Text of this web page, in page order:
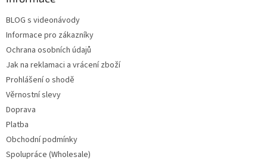
BLOG s videonávody
Informace pro zákazníky
Ochrana osobních údajů
Jak na reklamaci a vrácení zboží
Prohlášení o shodě
Věrnostní slevy
Doprava
Platba
Obchodní podmínky
Spolupráce (Wholesale)